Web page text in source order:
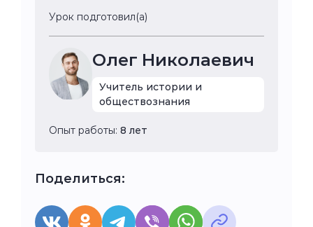
Урок подготовил(а)
Олег Николаевич
Учитель истории и
обществознания
Опыт работы: 8 лет
Поделиться: